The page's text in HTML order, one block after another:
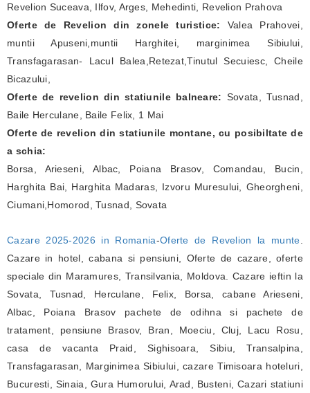
Revelion Suceava, Ilfov, Arges, Mehedinti, Revelion Prahova
Oferte de Revelion din zonele turistice: Valea Prahovei,
muntii Apuseni,muntii Harghitei, marginimea Sibiului,
Transfagarasan- Lacul Balea,Retezat,Tinutul Secuiesc, Cheile
Bicazului,
Oferte de revelion din statiunile balneare: Sovata, Tusnad,
Baile Herculane, Baile Felix, 1 Mai
Oferte de revelion din statiunile montane, cu posibiltate de
a schia:
Borsa, Arieseni, Albac, Poiana Brasov, Comandau, Bucin,
Harghita Bai, Harghita Madaras, Izvoru Muresului, Gheorgheni,
Ciumani,Homorod, Tusnad, Sovata
Cazare 2025-2026 in Romania-Oferte de Revelion la munte
Cazare in hotel, cabana si pensiuni, Oferte de cazare, oferte
speciale din Maramures, Transilvania, Moldova. Cazare ieftin la
Sovata, Tusnad, Herculane, Felix, Borsa, cabane Arieseni,
Albac, Poiana Brasov pachete de odihna si pachete de
tratament, pensiune Brasov, Bran, Moeciu, Cluj, Lacu Rosu,
casa de vacanta Praid, Sighisoara, Sibiu, Transalpina,
Transfagarasan, Marginimea Sibiului, cazare Timisoara hoteluri,
Bucuresti, Sinaia, Gura Humorului, Arad, Busteni, Cazari statiuni